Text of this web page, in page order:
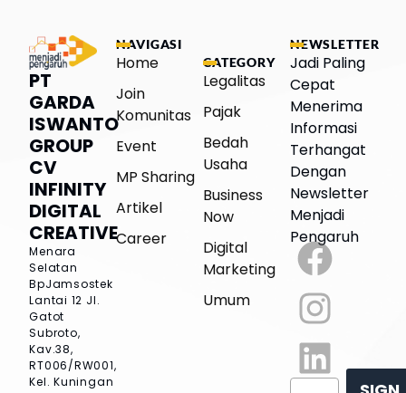
PT
GARDA
ISWANTO
GROUP
CV
INFINITY
DIGITAL
CREATIVE
Menara
Selatan
BpJamsostek
Lantai 12 Jl.
Gatot
Subroto,
Kav.38,
RT006/RW001,
Kel. Kuningan
NAVIGASI
Home
Join
Komunitas
Event
MP Sharing
Artikel
Career
CATEGORY
Legalitas
Pajak
Bedah
Usaha
Business
Now
Digital
Marketing
Umum
NEWSLETTER
Jadi Paling
Cepat
Menerima
Informasi
Terhangat
Dengan
Newsletter
Menjadi
Pengaruh